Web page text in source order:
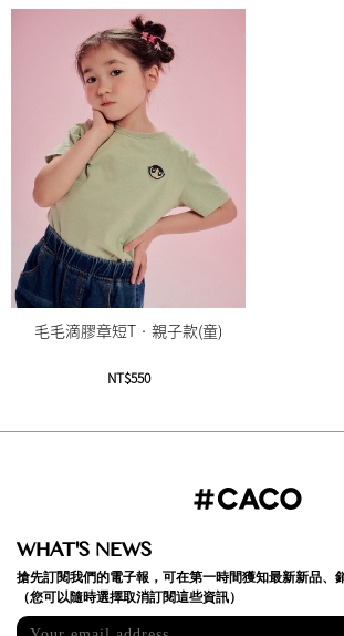
毛毛滴膠章短T‧親子款(童)
NT$550
WHAT'S NEWS
搶先訂閱我們的電子報，可在第一時間獲知最新新品、
（您可以隨時選擇取消訂閱這些資訊）